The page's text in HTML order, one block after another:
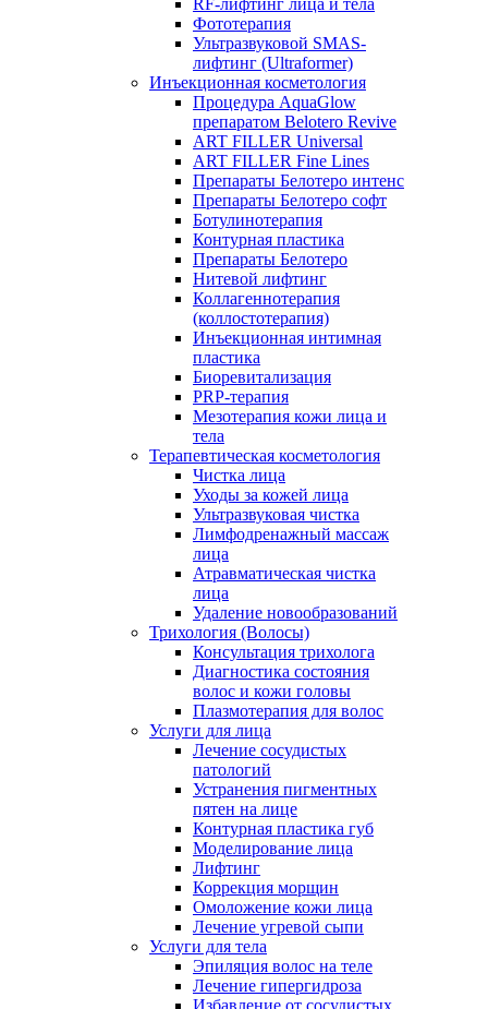
RF-лифтинг лица и тела
Фототерапия
Ультразвуковой SMAS-
лифтинг (Ultraformer)
Инъекционная косметология
Процедура AquaGlow
препаратом Belotero Revive
ART FILLER Universal
ART FILLER Fine Lines
Препараты Белотеро интенс
Препараты Белотеро софт
Ботулинотерапия
Контурная пластика
Препараты Белотеро
Нитевой лифтинг
Коллагеннотерапия
(коллостотерапия)
Инъекционная интимная
пластика
Биоревитализация
PRP-терапия
Мезотерапия кожи лица и
тела
Терапевтическая косметология
Чистка лица
Уходы за кожей лица
Ультразвуковая чистка
Лимфодренажный массаж
лица
Атравматическая чистка
лица
Удаление новообразований
Трихология (Волосы)
Консультация трихолога
Диагностика состояния
волос и кожи головы
Плазмотерапия для волос
Услуги для лица
Лечение сосудистых
патологий
Устранения пигментных
пятен на лице
Контурная пластика губ
Моделирование лица
Лифтинг
Коррекция морщин
Омоложение кожи лица
Лечение угревой сыпи
Услуги для тела
Эпиляция волос на теле
Лечение гипергидроза
Избавление от сосудистых